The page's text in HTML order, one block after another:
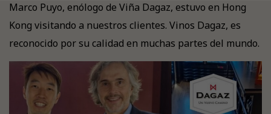
Marco Puyo, enólogo de Viña Dagaz, estuvo en Hong
Kong visitando a nuestros clientes. Vinos Dagaz, es
reconocido por su calidad en muchas partes del mundo.